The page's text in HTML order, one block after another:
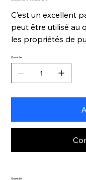
C’est un excellent
peut être utilisé au
les propriétés de
Quantité
Quantité